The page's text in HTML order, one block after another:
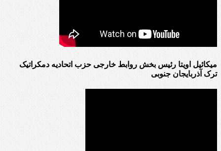
میکائیل اویتا رئیس بخش روابط خارجی حزب اتحادیه دمکراتیک
ترک آذربایجان جنوبی